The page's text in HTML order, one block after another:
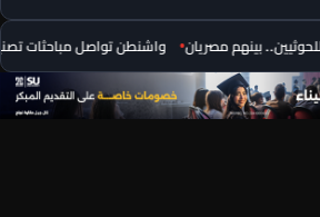
واشنطن تواصل مباحثات